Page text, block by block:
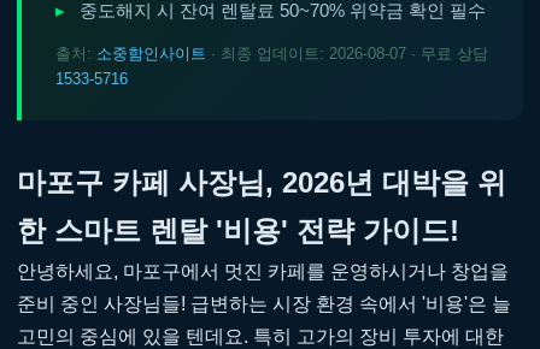
중도해지 시 잔여 렌탈료 50~70% 위약금 확인 필수
출처: 소중함인사이트 · 최종 업데이트: 2026-08-07 · 무료 상담
1533-5716
마포구 카페 사장님, 2026년 대박을 위
한 스마트 렌탈 '비용' 전략 가이드!
안녕하세요, 마포구에서 멋진 카페를 운영하시거나 창업을
준비 중인 사장님들! 급변하는 시장 환경 속에서 '비용'은 늘
고민의 중심에 있을 텐데요. 특히 고가의 장비 투자에 대한